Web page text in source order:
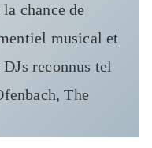
chance de
musical et
reconnus tel
The